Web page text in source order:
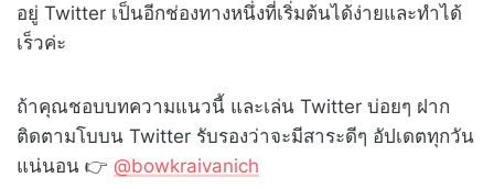
อยู่ Twitter เป็นอีกช่องทางหนึ่งที่เริ่มต้นได้ง่ายและทำได้
เร็วค่ะ
ถ้าคุณชอบบทความแนวนี้ และเล่น Twitter บ่อยๆ ฝาก
ติดตามโบบน Twitter รับรองว่าจะมีสาระดีๆ อัปเดตทุกวัน
แน่นอน 👉 @bowkraivanich